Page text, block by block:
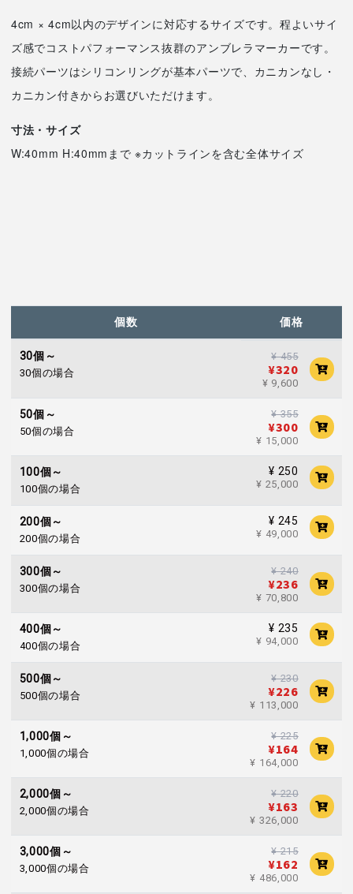
4cm × 4cm以内のデザインに対応するサイズです。程よいサイ
ズ感でコストパフォーマンス抜群のアンブレラマーカーです。
接続パーツはシリコンリングが基本パーツで、カニカンなし・
カニカン付きからお選びいただけます。
寸法・サイズ
W:40mm H:40mmまで ※カットラインを含む全体サイズ
個数 価格
30個～
30個の場合
¥ 455
¥320
¥ 9,600
50個～
50個の場合
¥ 355
¥300
¥ 15,000
100個～
100個の場合
¥ 250
¥ 25,000
200個～
200個の場合
¥ 245
¥ 49,000
300個～
300個の場合
¥ 240
¥236
¥ 70,800
400個～
400個の場合
¥ 235
¥ 94,000
500個～
500個の場合
¥ 230
¥226
¥ 113,000
1,000個～
1,000個の場合
¥ 225
¥164
¥ 164,000
2,000個～
2,000個の場合
¥ 220
¥163
¥ 326,000
3,000個～
3,000個の場合
¥ 215
¥162
¥ 486,000